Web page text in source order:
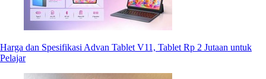
Harga dan Spesifikasi Advan Tablet V11, Tablet Rp 2 Jutaan untuk
Pelajar